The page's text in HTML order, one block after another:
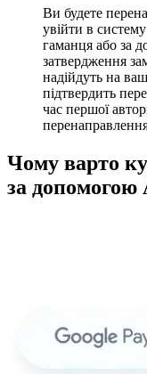
Ви будете
увійти в
гаманця або за
затвердження
надійдуть на
підтвердить
час першої
Чому варто
за допомогою